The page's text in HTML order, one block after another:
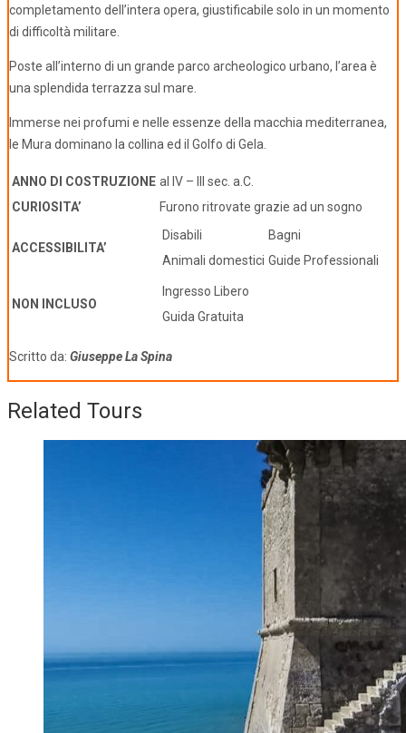
completamento dell’intera opera, giustificabile solo in un momento
di difficoltà militare.
Poste all’interno di un grande parco archeologico urbano, l’area è
una splendida terrazza sul mare.
Immerse nei profumi e nelle essenze della macchia mediterranea,
le Mura dominano la collina ed il Golfo di Gela.
ANNO DI COSTRUZIONE al IV – III sec. a.C.
CURIOSITA’
Furono ritrovate grazie ad un sogno
ACCESSIBILITA’
Disabili
Bagni
Animali domestici Guide Professionali
NON INCLUSO
Ingresso Libero
Guida Gratuita
Scritto da: Giuseppe La Spina
Related Tours